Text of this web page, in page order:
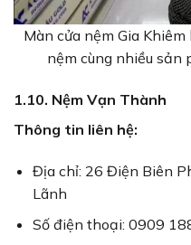
Màn cửa nệm Gia
nệm cùng nhiều
1.10. Nệm Vạn Thành
Thông tin liên hệ:
Địa chỉ: 26 Điện Biên
Lãnh
Số điện thoại: 0909